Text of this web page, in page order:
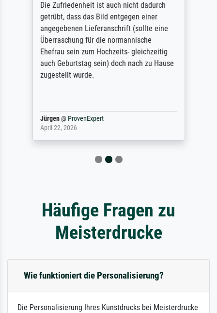
Die Zufriedenheit ist auch nicht dadurch
getrübt, dass das Bild entgegen einer
angegebenen Lieferanschrift (sollte eine
Überraschung für die normannische
Ehefrau sein zum Hochzeits- gleichzeitig
auch Geburtstag sein) doch nach zu Hause
zugestellt wurde.
Jürgen@ ProvenExpert
April 22, 2026
Häufige Fragen zu
Meisterdrucke
Wie funktioniert die Personalisierung?
Die Personalisierung Ihres Kunstdrucks bei Meisterdrucke